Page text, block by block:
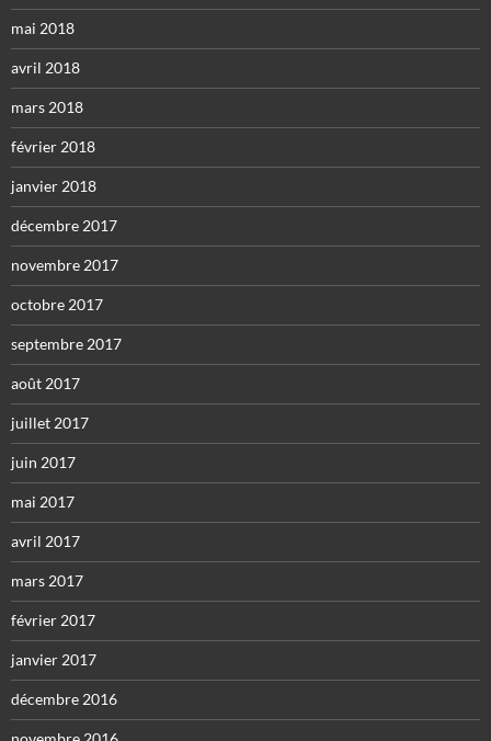
mai 2018
avril 2018
mars 2018
février 2018
janvier 2018
décembre 2017
novembre 2017
octobre 2017
septembre 2017
août 2017
juillet 2017
juin 2017
mai 2017
avril 2017
mars 2017
février 2017
janvier 2017
décembre 2016